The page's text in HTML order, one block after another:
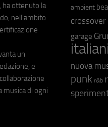
ha ottenuto la
nell'ambito
un
e
musica di ogni
ambient
crossover
garage
italiani
nuova
punk r&b